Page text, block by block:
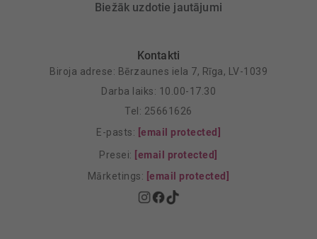
Biežāk uzdotie jautājumi
Kontakti
Biroja adrese: Bērzaunes iela 7, Rīga, LV-1039
Darba laiks: 10.00-17.30
Tel: 25661626
E-pasts: [email protected]
Presei: [email protected]
Mārketings: [email protected]